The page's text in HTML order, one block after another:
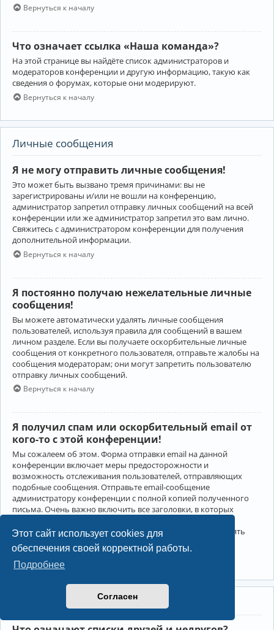
Этот сайт использует cookies для
обеспечения своей корректной работы.
Подробнее
Согласен
Вернуться к началу
Что означает ссылка «Наша команда»?
На этой странице вы найдёте список администраторов и
модераторов конференции и другую информацию, такую как
сведения о форумах, которые они модерируют.
Вернуться к началу
Личные сообщения
Я не могу отправить личные сообщения!
Это может быть вызвано тремя причинами: вы не
зарегистрированы и/или не вошли на конференцию,
администратор запретил отправку личных сообщений на всей
конференции или же администратор запретил это вам лично.
Свяжитесь с администратором конференции для получения
дополнительной информации.
Вернуться к началу
Я постоянно получаю нежелательные личные
сообщения!
Вы можете автоматически удалять личные сообщения
пользователей, используя правила для сообщений в вашем
личном разделе. Если вы получаете оскорбительные личные
сообщения от конкретного пользователя, отправьте жалобы на
сообщения модераторам; они могут запретить пользователю
отправку личных сообщений.
Вернуться к началу
Я получил спам или оскорбительный email от
кого-то с этой конференции!
Мы сожалеем об этом. Форма отправки email на данной
конференции включает меры предосторожности и
возможность отслеживания пользователей, отправляющих
подобные сообщения. Отправьте email-сообщение
администратору конференции с полной копией полученного
письма. Очень важно включить все заголовки, в которых
Администратор конференции сможет в этом случае принять
меры.
Друзья и недруги